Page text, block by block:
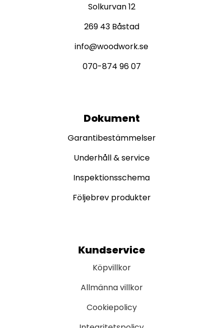
Solkurvan 12
269 43 Båstad
info@woodwork.se
070-874 96 07
Dokument
Garantibestämmelser
Underhåll & service
Inspektionsschema
Följebrev produkter
Kundservice
Köpvillkor
Allmänna villkor
Cookiepolicy